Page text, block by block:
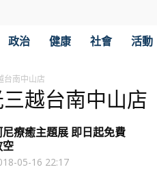
政治 健康 社會 活動
台南中山店
三越台南中山店
尼療癒主題展 即日起免費
空
05-16 22:17